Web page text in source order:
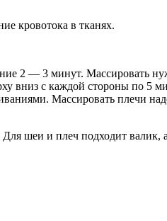
кровотока в тканях.
2 — 3 минут.
вниз с каждой стороны по 5
Массировать плечи
шеи и плеч подходит валик,